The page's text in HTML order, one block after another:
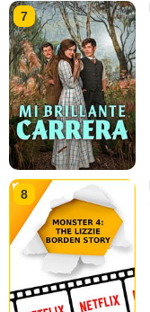
7
8